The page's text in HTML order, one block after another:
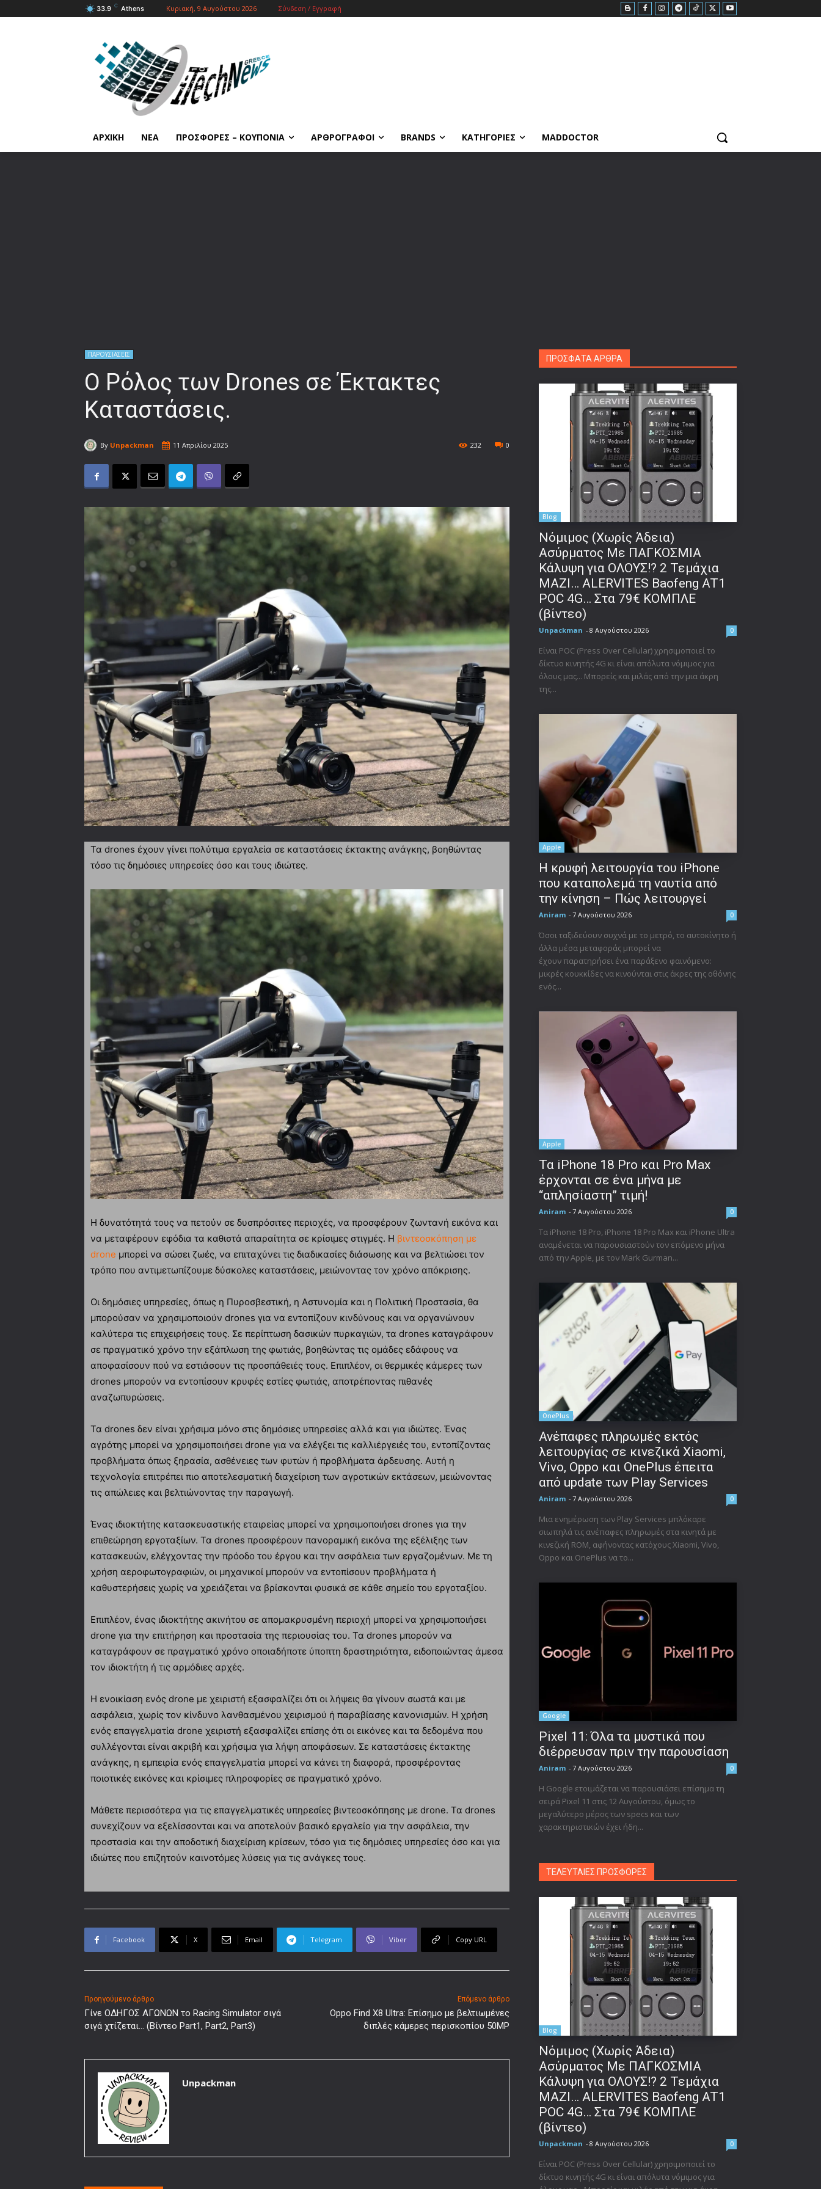
33.9 C Athens Κυριακή, 9 Αυγούστου 2026 Σύνδεση / Εγγραφή
ΑΡΧΙΚΗ ΝΕΑ ΠΡΟΣΦΟΡΕΣ – ΚΟΥΠΟΝΙΑ ΑΡΘΡΟΓΡΑΦΟΙ BRANDS ΚΑΤΗΓΟΡΙΕΣ MADDOCTOR
ΠΑΡΟΥΣΙΑΣΕΙΣ
Ο Ρόλος των Drones σε Έκτακτες
Καταστάσεις.
By Unpackman 11 Απριλίου 2025 0
232
Τα drones έχουν γίνει πολύτιμα εργαλεία σε καταστάσεις έκτακτης ανάγκης, βοηθώντας
τόσο τις δημόσιες υπηρεσίες όσο και τους ιδιώτες.
Η δυνατότητά τους να πετούν σε δυσπρόσιτες περιοχές, να προσφέρουν ζωντανή εικόνα και
να μεταφέρουν εφόδια τα καθιστά απαραίτητα σε κρίσιμες στιγμές. Η βιντεοσκόπηση με
drone μπορεί να σώσει ζωές, να επιταχύνει τις διαδικασίες διάσωσης και να βελτιώσει τον
τρόπο που αντιμετωπίζουμε δύσκολες καταστάσεις, μειώνοντας τον χρόνο απόκρισης.
Οι δημόσιες υπηρεσίες, όπως η Πυροσβεστική, η Αστυνομία και η Πολιτική Προστασία, θα
μπορούσαν να χρησιμοποιούν drones για να εντοπίζουν κινδύνους και να οργανώνουν
καλύτερα τις επιχειρήσεις τους. Σε περίπτωση δασικών πυρκαγιών, τα drones καταγράφουν
σε πραγματικό χρόνο την εξάπλωση της φωτιάς, βοηθώντας τις ομάδες εδάφους να
αποφασίσουν πού να εστιάσουν τις προσπάθειές τους. Επιπλέον, οι θερμικές κάμερες των
drones μπορούν να εντοπίσουν κρυφές εστίες φωτιάς, αποτρέποντας πιθανές
αναζωπυρώσεις.
Τα drones δεν είναι χρήσιμα μόνο στις δημόσιες υπηρεσίες αλλά και για ιδιώτες. Ένας
αγρότης μπορεί να χρησιμοποιήσει drone για να ελέγξει τις καλλιέργειές του, εντοπίζοντας
προβλήματα όπως ξηρασία, ασθένειες των φυτών ή προβλήματα άρδευσης. Αυτή η
τεχνολογία επιτρέπει πιο αποτελεσματική διαχείριση των αγροτικών εκτάσεων, μειώνοντας
τις απώλειες και βελτιώνοντας την παραγωγή.
Ένας ιδιοκτήτης κατασκευαστικής εταιρείας μπορεί να χρησιμοποιήσει drones για την
επιθεώρηση εργοταξίων. Τα drones προσφέρουν πανοραμική εικόνα της εξέλιξης των
κατασκευών, ελέγχοντας την πρόοδο του έργου και την ασφάλεια των εργαζομένων. Με τη
χρήση αεροφωτογραφιών, οι μηχανικοί μπορούν να εντοπίσουν προβλήματα ή
καθυστερήσεις χωρίς να χρειάζεται να βρίσκονται φυσικά σε κάθε σημείο του εργοταξίου.
Επιπλέον, ένας ιδιοκτήτης ακινήτου σε απομακρυσμένη περιοχή μπορεί να χρησιμοποιήσει
drone για την επιτήρηση και προστασία της περιουσίας του. Τα drones μπορούν να
καταγράφουν σε πραγματικό χρόνο οποιαδήποτε ύποπτη δραστηριότητα, ειδοποιώντας άμεσα
τον ιδιοκτήτη ή τις αρμόδιες αρχές.
Η ενοικίαση ενός drone με χειριστή εξασφαλίζει ότι οι λήψεις θα γίνουν σωστά και με
ασφάλεια, χωρίς τον κίνδυνο λανθασμένου χειρισμού ή παραβίασης κανονισμών. Η χρήση
ενός επαγγελματία drone χειριστή εξασφαλίζει επίσης ότι οι εικόνες και τα δεδομένα που
συλλέγονται είναι ακριβή και χρήσιμα για λήψη αποφάσεων. Σε καταστάσεις έκτακτης
ανάγκης, η εμπειρία ενός επαγγελματία μπορεί να κάνει τη διαφορά, προσφέροντας
ποιοτικές εικόνες και κρίσιμες πληροφορίες σε πραγματικό χρόνο.
Μάθετε περισσότερα για τις επαγγελματικές υπηρεσίες βιντεοσκόπησης με drone. Τα drones
συνεχίζουν να εξελίσσονται και να αποτελούν βασικό εργαλείο για την ασφάλεια, την
προστασία και την αποδοτική διαχείριση κρίσεων, τόσο για τις δημόσιες υπηρεσίες όσο και για
ιδιώτες που επιζητούν καινοτόμες λύσεις για τις ανάγκες τους.
Facebook X Email Telegram Viber Copy URL
Προηγούμενο άρθρο
Γίνε ΟΔΗΓΟΣ ΑΓΩΝΩΝ το Racing Simulator σιγά
σιγά χτίζεται… (Βίντεο Part1, Part2, Part3)
Επόμενο άρθρο
Oppo Find X8 Ultra: Επίσημο με βελτιωμένες
διπλές κάμερες περισκοπίου 50MP
Unpackman
ΠΡΟΣΦΑΤΑ ΑΡΘΡΑ
Blog
Νόμιμος (Χωρίς Άδεια)
Ασύρματος Με ΠΑΓΚΟΣΜΙΑ
Κάλυψη για ΟΛΟΥΣ!? 2 Τεμάχια
ΜΑΖΙ… ALERVITES Baofeng AT1
POC 4G… Στα 79€ ΚΟΜΠΛΕ
(βίντεο)
Unpackman - 8 Αυγούστου 2026 0
Είναι POC (Press Over Cellular) χρησιμοποιεί το
δίκτυο κινητής 4G κι είναι απόλυτα νόμιμος για
όλους μας... Μπορείς και μιλάς από την μια άκρη
της...
Apple
Η κρυφή λειτουργία του iPhone
που καταπολεμά τη ναυτία από
την κίνηση – Πώς λειτουργεί
Aniram - 7 Αυγούστου 2026 0
Όσοι ταξιδεύουν συχνά με το μετρό, το αυτοκίνητο ή
άλλα μέσα μεταφοράς μπορεί να
έχουν παρατηρήσει ένα παράξενο φαινόμενο:
μικρές κουκκίδες να κινούνται στις άκρες της οθόνης
ενός...
Apple
Τα iPhone 18 Pro και Pro Max
έρχονται σε ένα μήνα με
“απλησίαστη” τιμή!
Aniram - 7 Αυγούστου 2026 0
Τα iPhone 18 Pro, iPhone 18 Pro Max και iPhone Ultra
αναμένεται να παρουσιαστούν τον επόμενο μήνα
από την Apple, με τον Mark Gurman...
OnePlus
Ανέπαφες πληρωμές εκτός
λειτουργίας σε κινεζικά Xiaomi,
Vivo, Oppo και OnePlus έπειτα
από update των Play Services
Aniram - 7 Αυγούστου 2026 0
Μια ενημέρωση των Play Services μπλόκαρε
σιωπηλά τις ανέπαφες πληρωμές στα κινητά με
κινεζική ROM, αφήνοντας κατόχους Xiaomi, Vivo,
Oppo και OnePlus να το...
Google
Pixel 11: Όλα τα μυστικά που
διέρρευσαν πριν την παρουσίαση
Aniram - 7 Αυγούστου 2026 0
Η Google ετοιμάζεται να παρουσιάσει επίσημα τη
σειρά Pixel 11 στις 12 Αυγούστου, όμως το
μεγαλύτερο μέρος των specs και των
χαρακτηριστικών έχει ήδη...
ΤΕΛΕΥΤΑΙΕΣ ΠΡΟΣΦΟΡΕΣ
Blog
Νόμιμος (Χωρίς Άδεια)
Ασύρματος Με ΠΑΓΚΟΣΜΙΑ
Κάλυψη για ΟΛΟΥΣ!? 2 Τεμάχια
ΜΑΖΙ… ALERVITES Baofeng AT1
POC 4G… Στα 79€ ΚΟΜΠΛΕ
(βίντεο)
Unpackman - 8 Αυγούστου 2026 0
Είναι POC (Press Over Cellular) χρησιμοποιεί το
δίκτυο κινητής 4G κι είναι απόλυτα νόμιμος για